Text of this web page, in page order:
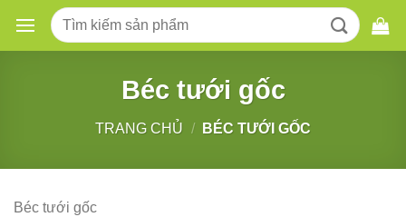
content
Tìm
kiếm:
Béc tưới gốc
TRANG CHỦ / BÉC TƯỚI GỐC
Béc tưới gốc